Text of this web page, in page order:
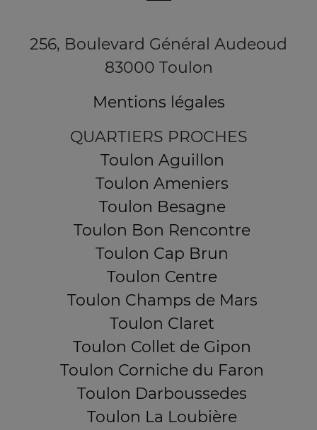
256, Boulevard Général Audeoud
83000 Toulon
Mentions légales
QUARTIERS PROCHES
Toulon Aguillon
Toulon Ameniers
Toulon Besagne
Toulon Bon Rencontre
Toulon Cap Brun
Toulon Centre
Toulon Champs de Mars
Toulon Claret
Toulon Collet de Gipon
Toulon Corniche du Faron
Toulon Darboussedes
Toulon La Loubière